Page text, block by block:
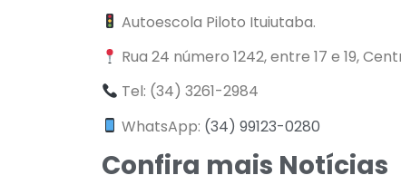
Autoescola Piloto Ituiutaba.
Rua 24 número 1242, entre 17 e 19,
Tel: (34) 3261-2984
WhatsApp: (34) 99123-0280
Confira mais Notícias